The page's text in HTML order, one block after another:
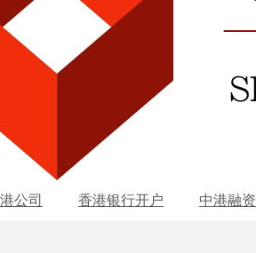
公司 香港银行开户 中港融资